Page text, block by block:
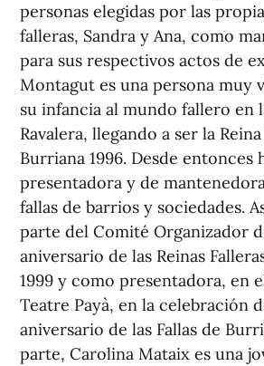
personas elegidas por las
falleras, Sandra y Ana, como
para sus respectivos actos de
Montagut es una persona muy
su infancia al mundo fallero en
Ravalera, llegando a ser la
Burriana 1996. Desde entonces
presentadora y de
fallas de barrios y sociedades.
parte del Comité Organizador
aniversario de las Reinas
1999 y como presentadora, en
Teatre Payà, en la celebración
aniversario de las Fallas de
parte, Carolina Mataix es una